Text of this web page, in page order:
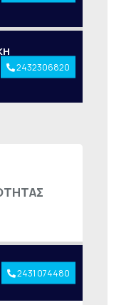
2432306820
2431 074480